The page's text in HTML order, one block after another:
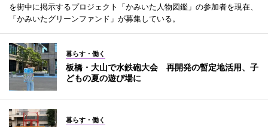
を街中に掲示するプロジェクト「かみいた人物図鑑」の参加者を現在、
「かみいたグリーンファンド」が募集している。
暮らす・働く
板橋・大山で水鉄砲大会 再開発の暫定地活用、子
どもの夏の遊び場に
暮らす・働く